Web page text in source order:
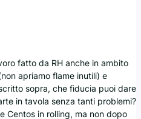
fatto da RH anche in ambito
apriamo flame inutili) e
sopra, che fiducia puoi dare
in tavola senza tanti problemi?
Centos in rolling, ma non dopo